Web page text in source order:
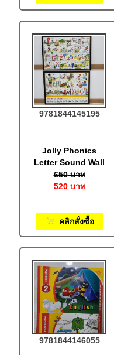
9781844145195
Jolly Phonics
Letter Sound Wall
Charts 2 sheets
650 บาท
520 บาท
คลิกสั่งซื้อ
9781844146055